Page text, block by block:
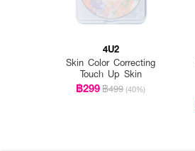
4U2
Skin Color Correcting
Touch Up Skin
฿299฿499 (40%)